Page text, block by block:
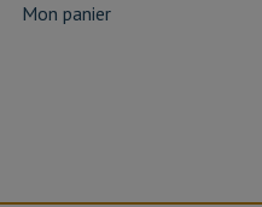
Mon panier